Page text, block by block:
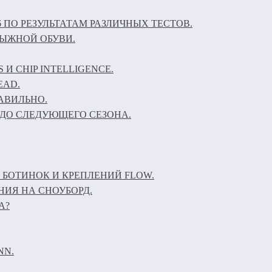
ПО РЕЗУЛЬТАТАМ РАЗЛИЧНЫХ ТЕСТОВ.
ОБУВИ.
CHIP INTELLIGENCE.
СЛЕДУЮЩЕГО СЕЗОНА.
И КРЕПЛЕНИЙ FLOW.
НА СНОУБОРД.